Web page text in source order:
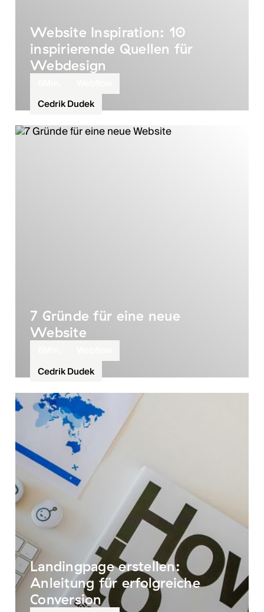
Website Inspiration: 10
inspirierende Quellen für
Webdesign
Cedrik Dudek
7 Gründe für eine neue
Website
Cedrik Dudek
Landingpage erstellen:
Anleitung für erfolgreiche
Conversion